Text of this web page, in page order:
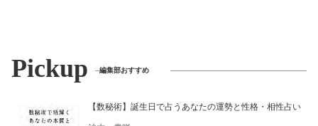
Pickup 編集部おすすめ
【数秘術】誕生日で占うあなたの運勢と性格・相性占い